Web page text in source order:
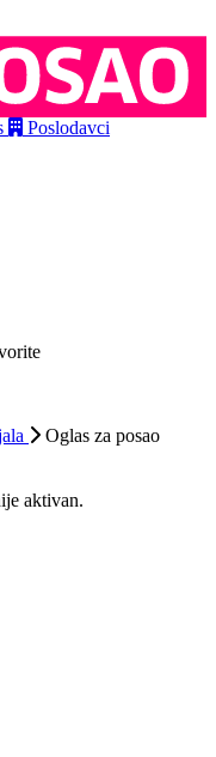
Poslodavci
Oglas za posao
aktivan.